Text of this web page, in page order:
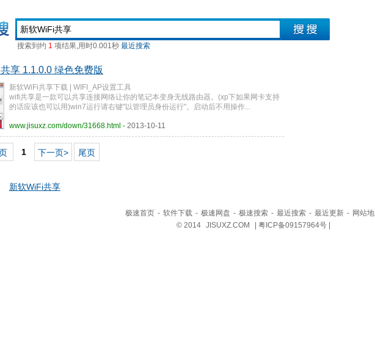
搜索到约 1 项结果,用时0.001秒 最近搜索
享 1.1.0.0 绿色免费版
新软WiFi共享下载 | WIFI_AP设置工具
wifi共享是一款可以共享连接网络让你的笔记本变身无线路由器。(xp下如果网卡支持
的话应该也可以用)win7运行请右键"以管理员身份运行"。启动后不用操作...
www.jisuxz.com/down/31668.html - 2013-10-11
1 下一页> 尾页
新软WiFi共享
极速首页 - 软件下载 - 极速网盘 - 极速搜索 - 最近搜索 - 最近更新 - 网站
© 2014 JISUXZ.COM | 粤ICP备09157964号 |